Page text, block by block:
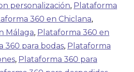
personalización, Plataforma
360 en Chiclana,
Málaga, Plataforma 360 en
360 para bodas, Plataforma
, Plataforma 360 para